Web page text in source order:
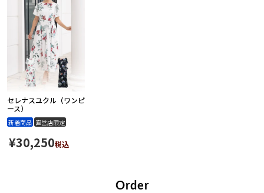
セレナスユクル（ワンピ
ース）
新着商品 直営店限定
¥30,250税込
Order